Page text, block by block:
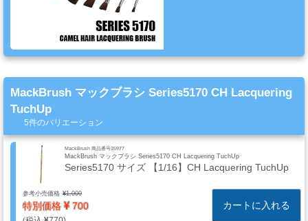
料・
溶
剤・
ケ
ミ
MackBrush マックブラシ Series5170 CH Lacquering
TuchUp
5件のバリエーション
MackBrush 商品番号35977
MackBrush マックブラシ Series5170 CH Lacquering TuchUp
Series5170 サイズ 【1/16】CH Lacquering TuchUp
参考小売価格 1,000
特別価格 700 カートに入れる